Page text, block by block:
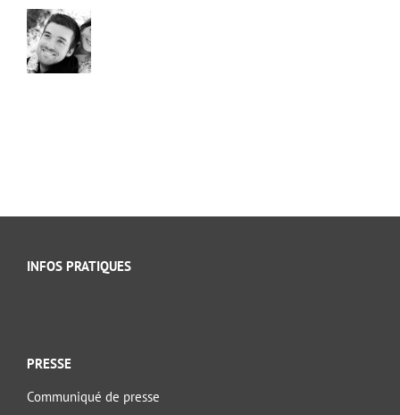
INFOS PRATIQUES
PRESSE
Communiqué de presse